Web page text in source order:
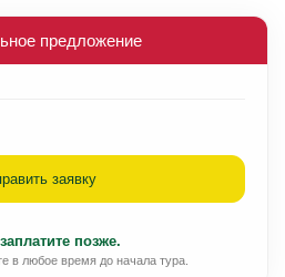
предложение
заявку
позже.
в любое время до начала тура.